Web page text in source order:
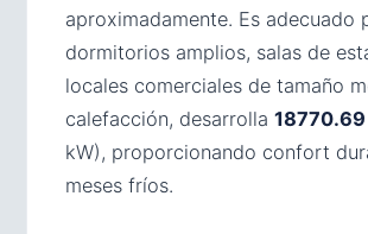
aproximadamente. Es adecuado
dormitorios amplios, salas de
locales comerciales de tamaño
calefacción, desarrolla 18770.69
kW), proporcionando confort
meses fríos.